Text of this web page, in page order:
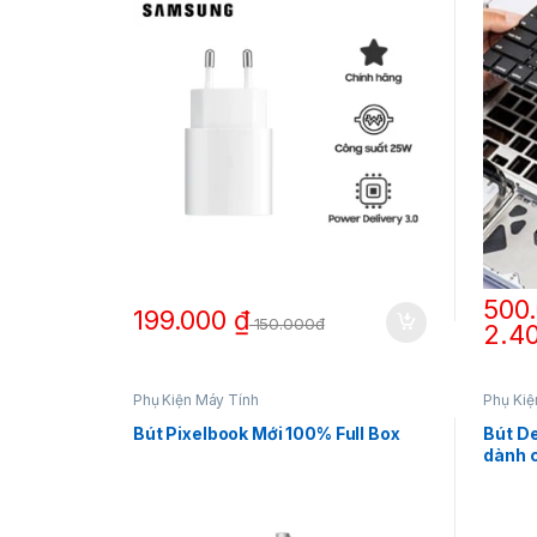
199.000 ₫150.000đ Sản
Phụ Kiện Máy Tính
Bút Pixelbook Mới 100% Full Box
Phụ
Bút
dành